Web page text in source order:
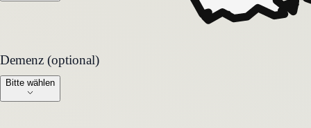
Demenz (optional)
Demenz (optional)
Bitte wählen